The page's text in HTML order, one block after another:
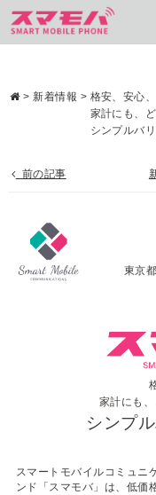
>新着情報 > 格安、安心、
家計にも、
シンプルバ
前の記事
東京
家計にも
シンプ
スマートモバイルコミュニ
ンド「スマモバ」は、低価